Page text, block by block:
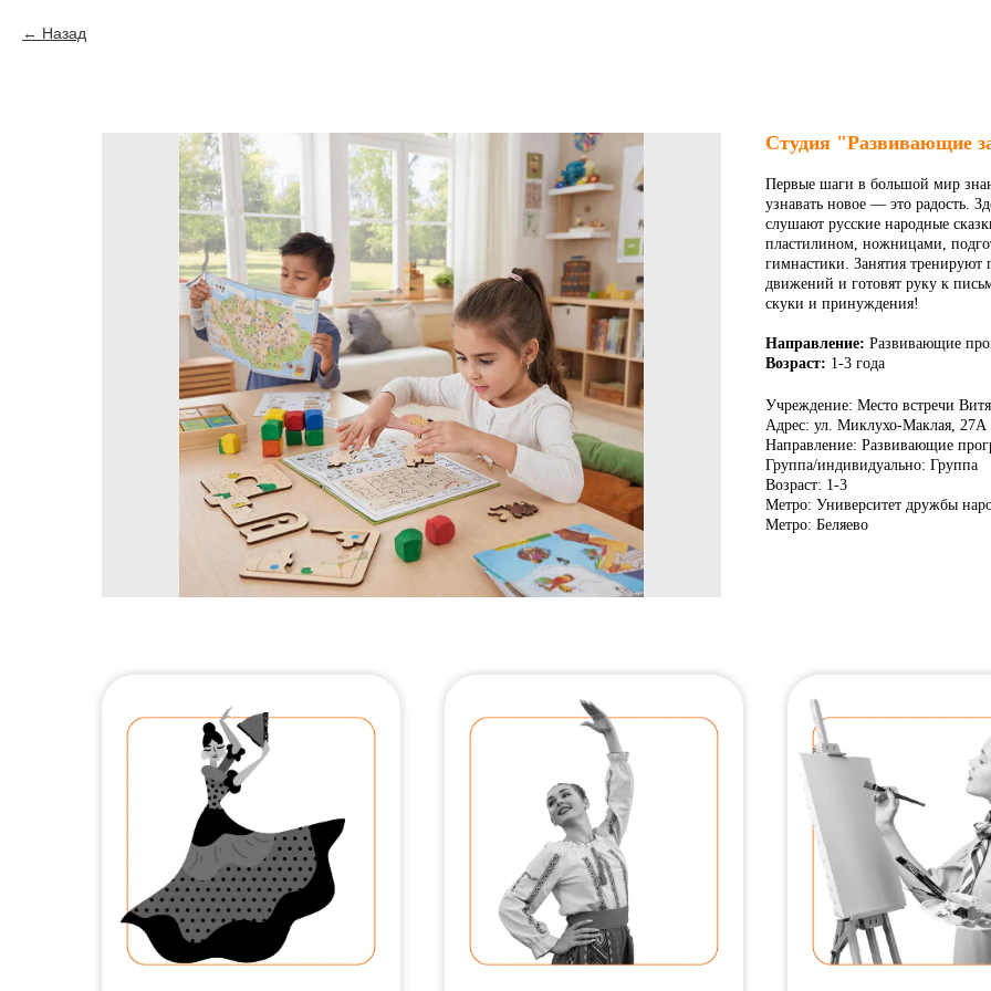
Назад
Студия "Развивающие
Первые шаги в большой мир
узнавать новое — это радость.
слушают русские народные
пластилином, ножницами,
гимнастики. Занятия
движений и готовят руку к
скуки и принуждения!
Направление: Развивающие
Возраст: 1-3 года
Учреждение: Место встречи
Адрес: ул. Миклухо-Маклая, 27А
Направление: Развивающие
Группа/индивидуально: Группа
Возраст: 1-3
Метро: Университет дружбы
Метро: Беляево